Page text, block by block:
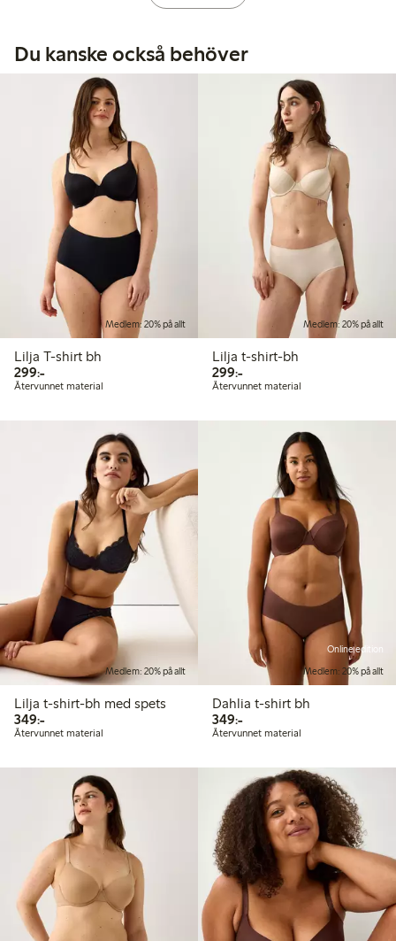
Du kanske också behöver
Medlem: 20% på allt
Lilja T-shirt bh
299:-299,00 kr
Återvunnet material
Medlem: 20% på allt
Lilja t-shirt-bh
299:-299,00 kr
Återvunnet material
Medlem: 20% på allt
Lilja t-shirt-bh med spets
349:-349,00 kr
Återvunnet material
Online edition
Medlem: 20% på allt
Dahlia t-shirt bh
349:-349,00 kr
Återvunnet material